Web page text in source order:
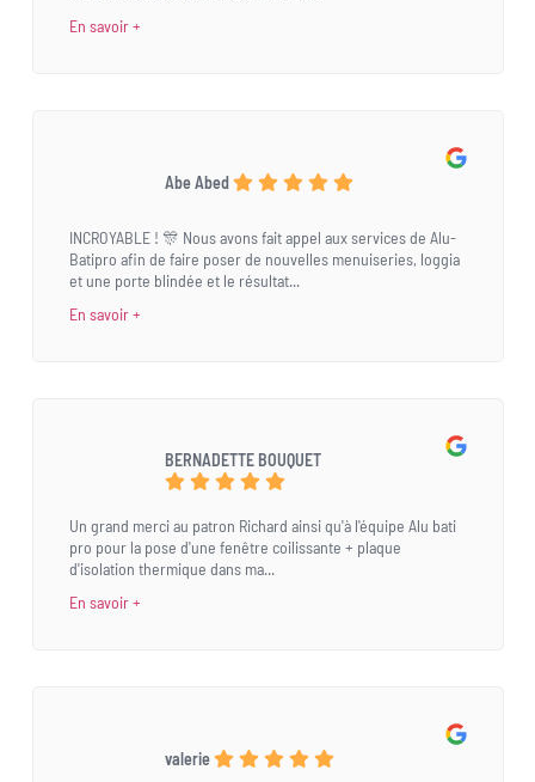
En savoir +
Abe Abed
INCROYABLE ! 🎊 Nous avons fait appel aux services de Alu-
Batipro afin de faire poser de nouvelles menuiseries, loggia
et une porte blindée et le résultat...
En savoir +
BERNADETTE BOUQUET
Un grand merci au patron Richard ainsi qu'à l'équipe Alu bati
pro pour la pose d'une fenêtre coilissante + plaque
d'isolation thermique dans ma...
En savoir +
valerie